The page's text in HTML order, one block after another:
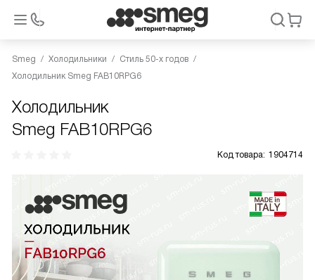
Smeg Холодильники
Стиль 50-х годов
Холодильник Smeg FAB10RPG6
Холодильник
Smeg FAB10RPG6
Код товара: 1904714